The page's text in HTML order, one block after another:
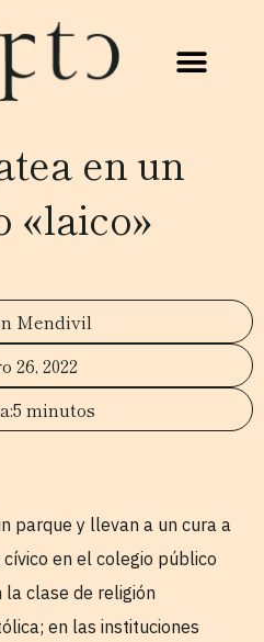
en un
«laico»
Mendivil
26, 2022
5 minutos
parque y llevan a un cura a
en el colegio público
la clase de religión
en las instituciones